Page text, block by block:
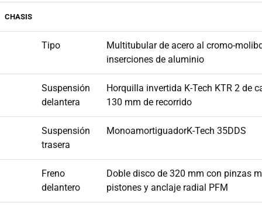
CHASIS
Tipo
Multitubular de acero al cromo-
inserciones de aluminio
Suspensión
delantera
Horquilla invertida K-Tech KTR 2 de
130 mm de recorrido
Suspensión
trasera
MonoamortiguadorK-Tech 35DDS
Freno
delantero
Doble disco de 320 mm con pinzas
pistones y anclaje radial PFM